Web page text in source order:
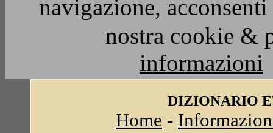
navigazione,
nostra cookie &
informazioni
DIZIONARIO
Home -